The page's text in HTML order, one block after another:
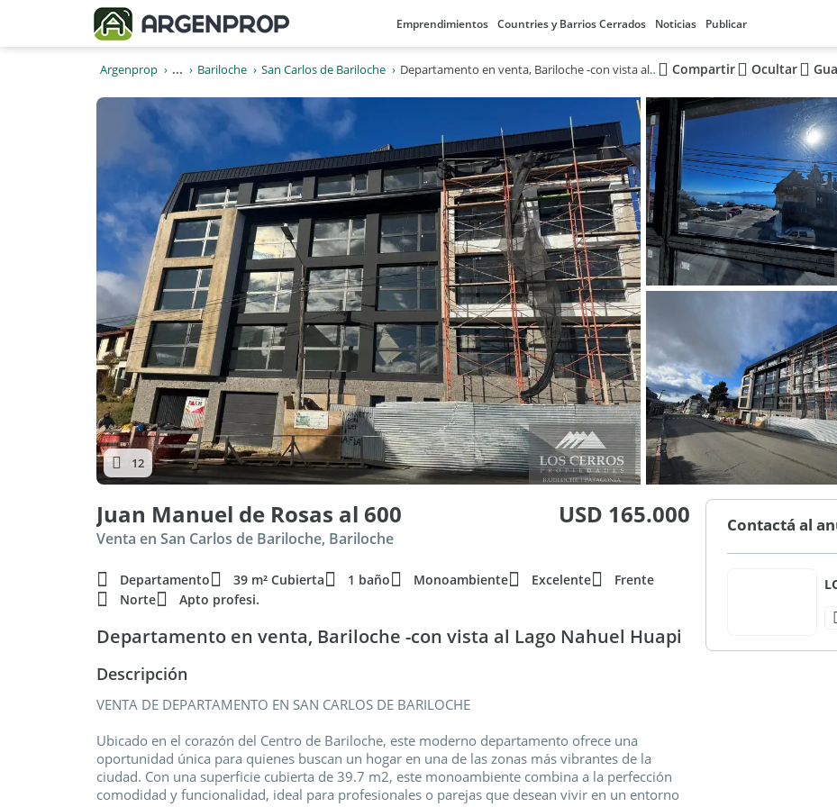
Emprendimientos Countries y Barrios Cerrados Noticias Publicar
Argenprop ... Bariloche San Carlos de Bariloche Departamento en venta, Bariloche -con vista al Lago Nahuel Huapi Compartir Ocultar
12
Juan Manuel de Rosas al 600 USD 165.000
Venta en San Carlos de Bariloche, Bariloche
Departamento 39 m² Cubierta 1 baño Monoambiente Excelente
Frente
Norte
Apto profesi.
Departamento en venta, Bariloche -con vista al Lago Nahuel Huapi
Descripción
VENTA DE DEPARTAMENTO EN SAN CARLOS DE BARILOCHE
Ubicado en el corazón del Centro de Bariloche, este moderno departamento ofrece una
oportunidad única para quienes buscan un hogar en una de las zonas más vibrantes de la
ciudad. Con una superficie cubierta de 39.7 m2, este monoambiente combina a la perfección
comodidad y funcionalidad, ideal para profesionales o parejas que desean vivir en un entorno
Contactá al